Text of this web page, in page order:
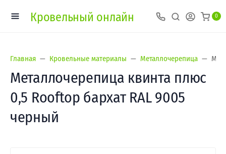
Кровельный онлайн 0
Главная Кровельные материалы Металлочерепица
Металлочерепица квинта плюс
0,5 Rooftop бархат RAL 9005
черный